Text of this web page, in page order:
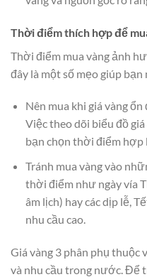
Thời điểm thích hợp để
Thời điểm mua vàng ảnh
đây là một số mẹo giúp
Nên mua khi giá vàng
Việc theo dõi biểu đồ
bạn chọn thời điểm hợp
Tránh mua vàng vào
thời điểm như ngày vía
âm lịch) hay các dịp lễ,
nhu cầu cao.
Giá vàng 3 phân phụ thuộc
và nhu cầu trong nước. Để